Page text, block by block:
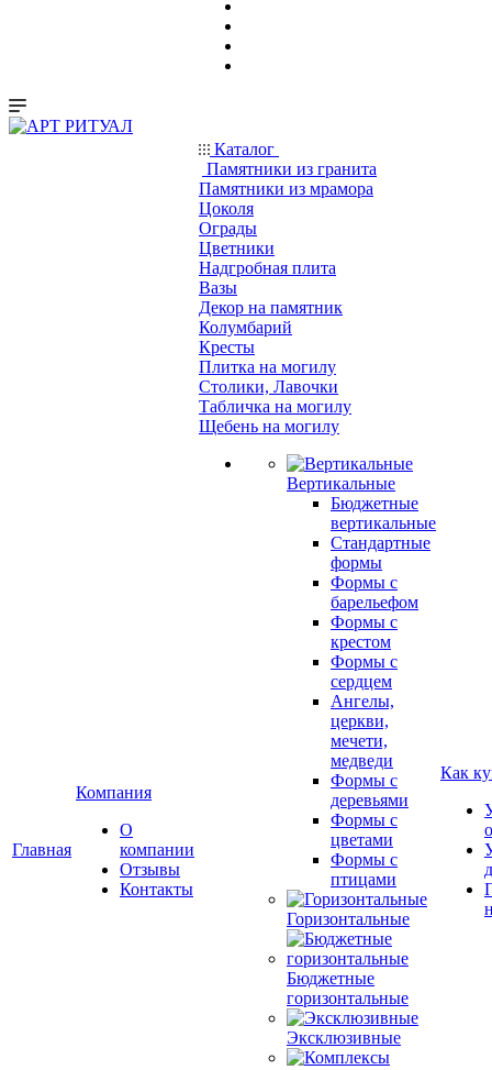
Главная
Компания
О
компании
Отзывы
Контакты
Каталог
Памятники из гранита
Памятники из мрамора
Цоколя
Ограды
Цветники
Надгробная плита
Вазы
Декор на памятник
Колумбарий
Кресты
Плитка на могилу
Столики, Лавочки
Табличка на могилу
Щебень на могилу
Вертикальные
Бюджетные
вертикальные
Стандартные
формы
Формы с
барельефом
Формы с
крестом
Формы с
сердцем
Ангелы,
церкви,
мечети,
медведи
Формы с
деревьями
Формы с
цветами
Формы с
птицами
Горизонтальные
Бюджетные
горизонтальные
Эксклюзивные
Как